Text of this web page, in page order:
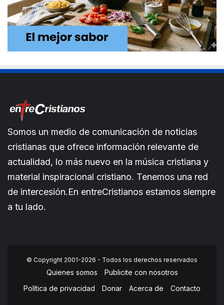
Somos un medio de comunicación de noticias
cristianas que ofrece información relevante de
actualidad, lo más nuevo en la música cristiana y
material inspiracional cristiano. Tenemos una red
de intercesión.En entreCristianos estamos siempre
a tu lado.
© Copyright 2001-2026 - Todos los derechos reservados
Quienes somos
Publicite con nosotros
Política de privacidad
Donar Acerca de Contacto